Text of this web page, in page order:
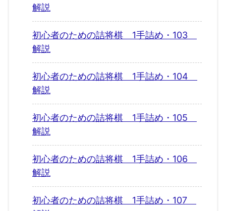
解説
初心者のための詰将棋 1手詰め・103
解説
初心者のための詰将棋 1手詰め・104
解説
初心者のための詰将棋 1手詰め・105
解説
初心者のための詰将棋 1手詰め・106
解説
初心者のための詰将棋 1手詰め・107